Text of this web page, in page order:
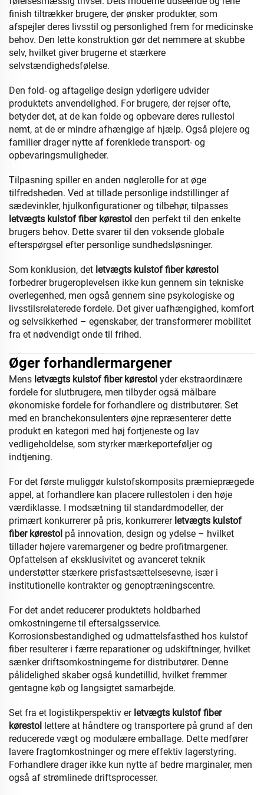
finish tiltrækker brugere, der ønsker produkter, som
afspejler deres livsstil og personlighed frem for medicinske
behov. Den lette konstruktion gør det nemmere at skubbe
selv, hvilket giver brugerne et stærkere
selvstændighedsfølelse.
Den fold- og aftagelige design yderligere udvider
produktets anvendelighed. For brugere, der rejser ofte,
betyder det, at de kan folde og opbevare deres rullestol
nemt, at de er mindre afhængige af hjælp. Også plejere og
familier drager nytte af forenklede transport- og
opbevaringsmuligheder.
Tilpasning spiller en anden nøglerolle for at øge
tilfredsheden. Ved at tillade personlige indstillinger af
sædevinkler, hjulkonfigurationer og tilbehør, tilpasses
letvægts kulstof fiber kørestol den perfekt til den enkelte
brugers behov. Dette svarer til den voksende globale
efterspørgsel efter personlige sundhedsløsninger.
Som konklusion, det letvægts kulstof fiber kørestol
forbedrer brugeroplevelsen ikke kun gennem sin tekniske
overlegenhed, men også gennem sine psykologiske og
livsstilsrelaterede fordele. Det giver uafhængighed, komfort
og selvsikkerhed – egenskaber, der transformerer mobilitet
fra et nødvendigt onde til frihed.
Øger forhandlermargener
Mens letvægts kulstof fiber kørestol yder ekstraordinære
fordele for slutbrugere, men tilbyder også målbare
økonomiske fordele for forhandlere og distributører. Set
med en branchekonsulenters øjne repræsenterer dette
produkt en kategori med høj fortjeneste og lav
vedligeholdelse, som styrker mærkeporteføljer og
indtjening.
For det første muliggør kulstofskomposits præmieprægede
appel, at forhandlere kan placere rullestolen i den høje
værdiklasse. I modsætning til standardmodeller, der
primært konkurrerer på pris, konkurrerer letvægts kulstof
fiber kørestol på innovation, design og ydelse – hvilket
tillader højere varemargener og bedre profitmargener.
Opfattelsen af eksklusivitet og avanceret teknik
understøtter stærkere prisfastsættelsesevne, især i
institutionelle kontrakter og genoptræningscentre.
For det andet reducerer produktets holdbarhed
omkostningerne til eftersalgsservice.
Korrosionsbestandighed og udmattelsfasthed hos kulstof
fiber resulterer i færre reparationer og udskiftninger, hvilket
sænker driftsomkostningerne for distributører. Denne
pålidelighed skaber også kundetillid, hvilket fremmer
gentagne køb og langsigtet samarbejde.
Set fra et logistikperspektiv er letvægts kulstof fiber
kørestol lettere at håndtere og transportere på grund af den
reducerede vægt og modulære emballage. Dette medfører
lavere fragtomkostninger og mere effektiv lagerstyring.
Forhandlere drager ikke kun nytte af bedre marginaler, men
også af strømlinede driftsprocesser.